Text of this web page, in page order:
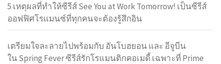
5 เหตุผลที่ทำให้ซีรีส์ See You at Work Tomorrow! เป็นซีรีส์
ออฟฟิศโรแมนซ์ที่ทุกคนจะต้องรู้สึกอิน
เตรียมใจละลายไปพร้อมกับ อันโบฮยอน และ อีจูบีน
ใน Spring Fever ซีรีส์รักโรแมนติกคอเมดี้ เฉพาะที่ Prime